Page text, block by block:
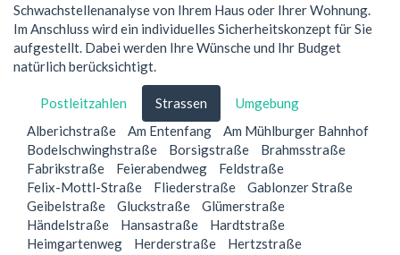
Schwachstellenanalyse von Ihrem Haus oder Ihrer Wohnung.
Im Anschluss wird ein individuelles Sicherheitskonzept für Sie
aufgestellt. Dabei werden Ihre Wünsche und Ihr Budget
natürlich berücksichtigt.
Postleitzahlen Strassen
Umgebung
Alberichstraße
Am Entenfang
Am Mühlburger Bahnhof
Bodelschwinghstraße
Borsigstraße
Brahmsstraße
Fabrikstraße
Feierabendweg
Feldstraße
Felix-Mottl-Straße
Fliederstraße
Gablonzer Straße
Geibelstraße
Gluckstraße
Glümerstraße
Händelstraße
Hansastraße
Hardtstraße
Heimgartenweg
Herderstraße
Hertzstraße